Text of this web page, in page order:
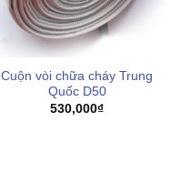
Cuộn vòi chữa cháy Trung
Quốc D50
530,000₫